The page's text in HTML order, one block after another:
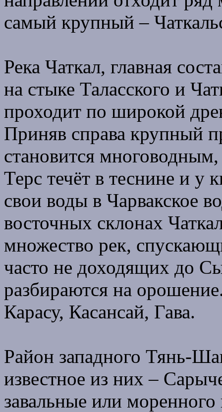
самый крупный –
Река Чаткал, главная
на стыке Таласского и
проходит по широкой
Приняв справа крупный
становится
Терс течёт в теснине и у
свои воды в Чарвакское
восточных склонах
множество рек,
часто не доходящих до
разбираются на
Карасу, Касансай, Гава.
Район западного Тянь-
известное из них –
завальные или